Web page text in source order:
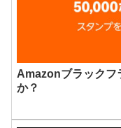
Amazonブラックフ
か？